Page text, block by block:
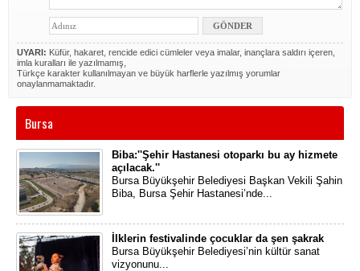
UYARI: Küfür, hakaret, rencide edici cümleler veya imalar, inançlara saldırı içeren,
imla kuralları ile yazılmamış,
Türkçe karakter kullanılmayan ve büyük harflerle yazılmış yorumlar
onaylanmamaktadır.
Bursa
Biba:''Şehir Hastanesi otoparkı bu ay hizmete
açılacak.''
​Bursa Büyükşehir Belediyesi Başkan Vekili Şahin
Biba, Bursa Şehir Hastanesi’nde...
İlklerin festivalinde çocuklar da şen şakrak
Bursa Büyükşehir Belediyesi’nin kültür sanat
vizyonunu...